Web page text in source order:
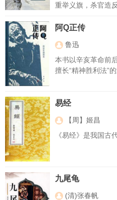
重举义旗，杀官造
金，表现了精忠报
播中华文明。本书
象丰富，情节曲折
阿Q正传
鲁迅
本书以辛亥革命前
擅长“精神胜利法”
易经
【周】姬昌
《易经》是我国古
九尾龟
(清)张春帆